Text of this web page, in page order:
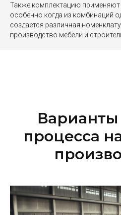
Также комплектацию применяют
особенно когда из комбинаций
создается различная
производство мебели и
Варианты
процесса